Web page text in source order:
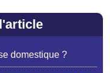
domestique ?